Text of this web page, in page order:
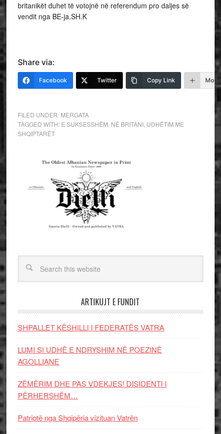
britanikët duhet të votojnë në referendum pro daljes së
vendit nga BE-ja.SH.K
Share via:
Facebook Twitter Copy Link More
FILED UNDER: MERGATA
TAGGED WITH: E SUKSESSHËM NË BRITANI, UDHËTIM ME
SHQIPTARËT
ARTIKUJT E FUNDIT
SHPALLET KËSHILLI I FEDERATËS VATRA
LUMI SI UDHË E NDRYSHIM NË POEZINË
AGOLLIANE
ZËMËRIM DHE PAS VDEKJES! DISIDENTI I
PËRHERSHËM…
Patriotë nga Shqipëria vizituan Vatrën